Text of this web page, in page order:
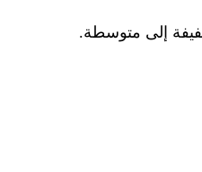
إلى متوسطة.